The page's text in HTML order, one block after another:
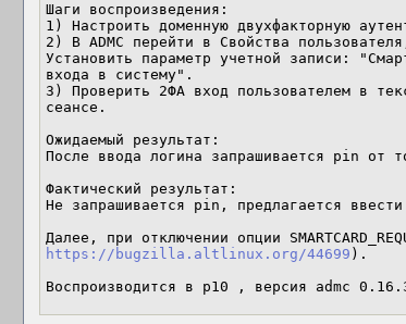
Шаги воспроизведения:
1) Настроить доменную двухфакторную
2) В ADMC перейти в Свойства
Установить параметр учетной записи:
входа в систему".
3) Проверить 2ФА вход пользователем в
сеансе.
Ожидаемый результат:
После ввода логина запрашивается pin от
Фактический результат:
Не запрашивается pin, предлагается
https://bugzilla.altlinux.org/44699 ).
Воспроизводится в p10 , версия admc